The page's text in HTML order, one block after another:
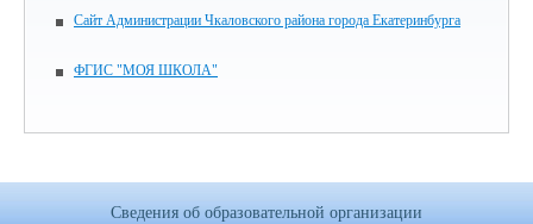
Сайт Администрации Чкаловского района города Екатеринбурга
ФГИС "МОЯ ШКОЛА"
Сведения об образовательной организации